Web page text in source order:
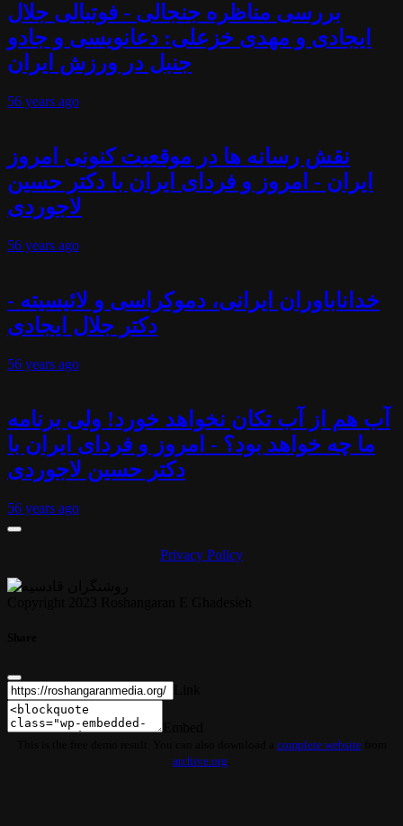
بررسی مناظره جنجالی - فوتبالی جلال
ایجادی و مهدی خزعلی: دعانویسی و جادو
جنبل در ورزش ایران
56 years ago
نقش رسانه ها در موقعیت کنونی امروز
ایران - امروز و فردای ایران با دکتر حسین
لاجوردی
56 years ago
خداناباوران ایرانی، دموکراسی و لائیسیته -
دکتر جلال ایجادی
56 years ago
آب هم از آب تکان نخواهد خورد! ولی برنامه
ما چه خواهد بود؟ - امروز و فردای ایران با
دکتر حسین لاجوردی
56 years ago
Privacy Policy
complete websitefrom
archive.org